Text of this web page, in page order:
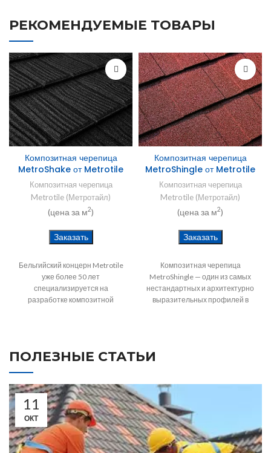
РЕКОМЕНДУЕМЫЕ ТОВАРЫ
Композитная черепица
MetroShake от Metrotile
Композитная черепица
Metrotile (Метротайл)
(цена за м2)
Заказать
Бельгийский концерн Metrotile
уже более 50 лет
специализируется на
разработке композитной
Композитная черепица
MetroShingle от Metrotile
Композитная черепица
Metrotile (Метротайл)
(цена за м2)
Заказать
Композитная черепица
MetroShingle — один из самых
нестандартных и архитектурно
выразительных профилей в
ПОЛЕЗНЫЕ СТАТЬИ
11
ОКТ